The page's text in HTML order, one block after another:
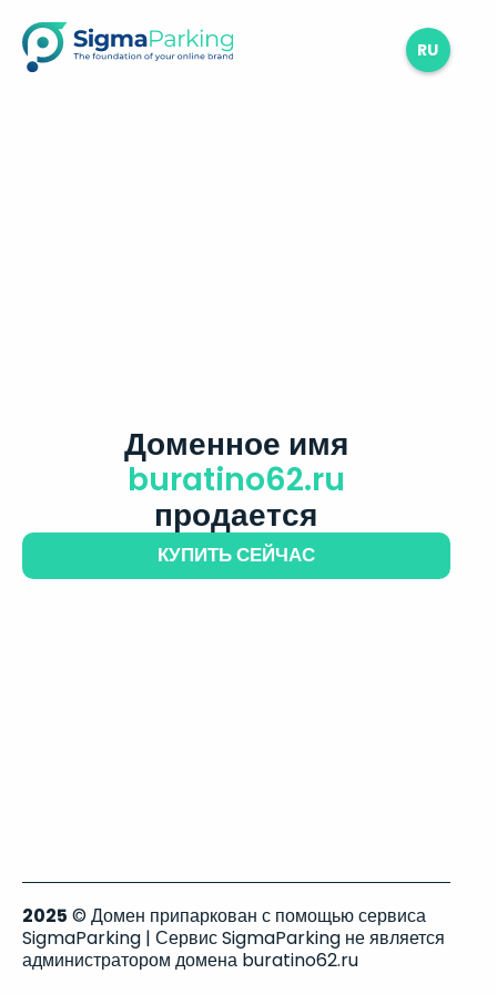
RU
Доменное имя
buratino62.ru
продается
КУПИТЬ СЕЙЧАС
2025 © Домен припаркован с помощью сервиса
SigmaParking | Сервис SigmaParking не является
администратором домена buratino62.ru